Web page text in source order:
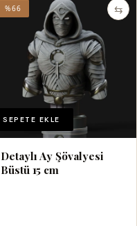
⇆
%66
SEPETE EKLE
Detaylı Ay Şövalyesi
Büstü 15 cm